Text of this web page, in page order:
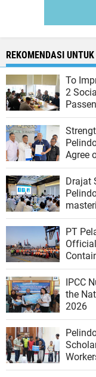
REKOMENDASI
To
2
Agree
Drajat Sulistyo,
Pelindo, emphasized the
the
PT
IPCC
the
2026